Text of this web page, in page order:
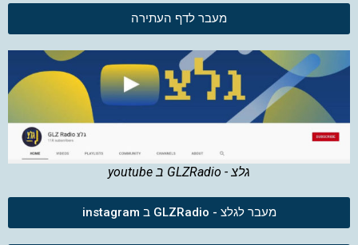
מעבר לדף העתירה
גלצ - GLZRadio ב youtube
מעבר לגלצ - GLZRadio ב instagram